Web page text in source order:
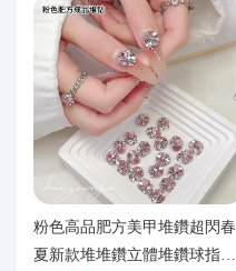
粉色高品肥方美甲堆鑽超閃春
夏新款堆堆鑽立體堆鑽球指甲